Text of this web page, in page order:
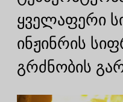
ყველაფერი
ინჟინრის
გრძნობის